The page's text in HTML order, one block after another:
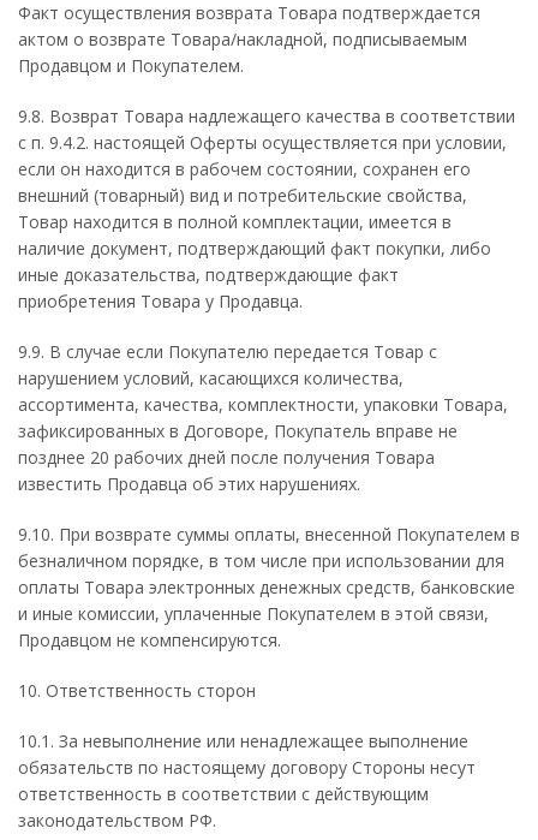
Факт осуществления возврата Товара подтверждается
актом о возврате Товара/накладной, подписываемым
Продавцом и Покупателем.
9.8. Возврат Товара надлежащего качества в соответствии
с п. 9.4.2. настоящей Оферты осуществляется при условии,
если он находится в рабочем состоянии, сохранен его
внешний (товарный) вид и потребительские свойства,
Товар находится в полной комплектации, имеется в
наличие документ, подтверждающий факт покупки, либо
иные доказательства, подтверждающие факт
приобретения Товара у Продавца.
9.9. В случае если Покупателю передается Товар с
нарушением условий, касающихся количества,
ассортимента, качества, комплектности, упаковки Товара,
зафиксированных в Договоре, Покупатель вправе не
позднее 20 рабочих дней после получения Товара
известить Продавца об этих нарушениях.
9.10. При возврате суммы оплаты, внесенной Покупателем в
безналичном порядке, в том числе при использовании для
оплаты Товара электронных денежных средств, банковские
и иные комиссии, уплаченные Покупателем в этой связи,
Продавцом не компенсируются.
10. Ответственность сторон
10.1. За невыполнение или ненадлежащее выполнение
обязательств по настоящему договору Стороны несут
ответственность в соответствии с действующим
законодательством РФ.